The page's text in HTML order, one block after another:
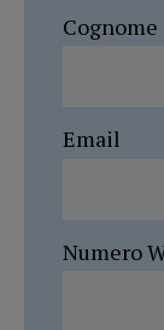
Cognome
Email
Numero